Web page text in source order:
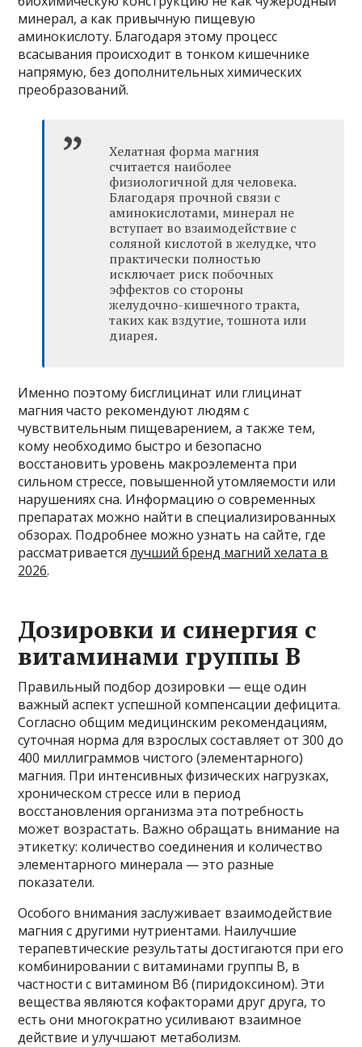
минерал, а как привычную пищевую
аминокислоту. Благодаря этому процесс
всасывания происходит в тонком кишечнике
напрямую, без дополнительных химических
преобразований.
Хелатная форма магния
считается наиболее
физиологичной для человека.
Благодаря прочной связи с
аминокислотами, минерал не
вступает во взаимодействие с
соляной кислотой в желудке, что
практически полностью
исключает риск побочных
эффектов со стороны
желудочно-кишечного тракта,
таких как вздутие, тошнота или
диарея.
Именно поэтому бисглицинат или глицинат
магния часто рекомендуют людям с
чувствительным пищеварением, а также тем,
кому необходимо быстро и безопасно
восстановить уровень макроэлемента при
сильном стрессе, повышенной утомляемости или
нарушениях сна. Информацию о современных
препаратах можно найти в специализированных
обзорах. Подробнее можно узнать на сайте, где
рассматриваетсялучший бренд магний хелата в
2026.
Дозировки и синергия с
витаминами группы B
Правильный подбор дозировки — еще один
важный аспект успешной компенсации дефицита.
Согласно общим медицинским рекомендациям,
суточная норма для взрослых составляет от 300 до
400 миллиграммов чистого (элементарного)
магния. При интенсивных физических нагрузках,
хроническом стрессе или в период
восстановления организма эта потребность
может возрастать. Важно обращать внимание на
этикетку: количество соединения и количество
элементарного минерала — это разные
показатели.
Особого внимания заслуживает взаимодействие
магния с другими нутриентами. Наилучшие
терапевтические результаты достигаются при его
комбинировании с витаминами группы B, в
частности с витамином B6 (пиридоксином). Эти
вещества являются кофакторами друг друга, то
есть они многократно усиливают взаимное
действие и улучшают метаболизм.